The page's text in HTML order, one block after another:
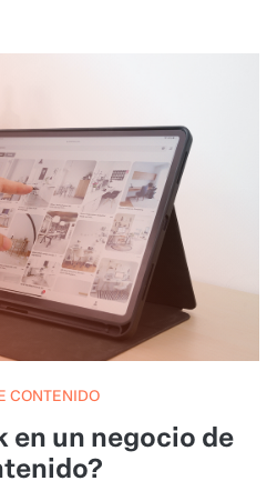
CONTENIDO
en un negocio de